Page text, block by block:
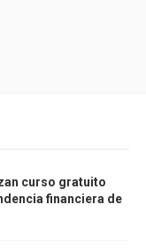
curso gratuito
financiera de